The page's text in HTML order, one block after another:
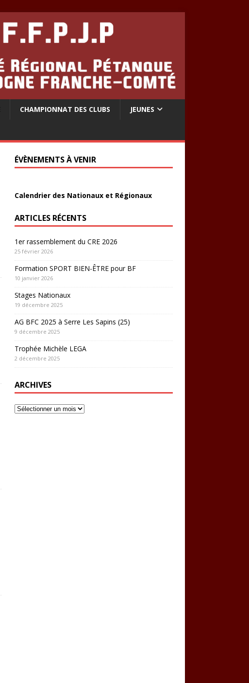
CHAMPIONNAT DES CLUBS JEUNES
ÉVÈNEMENTS À VENIR
Calendrier des Nationaux et Régionaux
ARTICLES RÉCENTS
1er rassemblement du CRE 2026
25 février 2026
Formation SPORT BIEN-ÊTRE pour BF
10 janvier 2026
Stages Nationaux
19 décembre 2025
AG BFC 2025 à Serre Les Sapins (25)
9 décembre 2025
Trophée Michèle LEGA
2 décembre 2025
ARCHIVES